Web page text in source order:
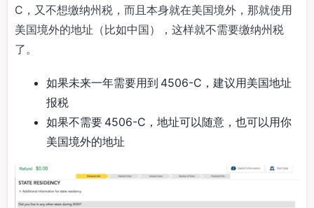
C，又不想缴纳州税，而且本身就在美国境外，那就使用
美国境外的地址（比如中国），这样就不需要缴纳州税
了。
如果未来一年需要用到 4506-C，建议用美国地址
报税
如果不需要 4506-C，地址可以随意，也可以用你
美国境外的地址